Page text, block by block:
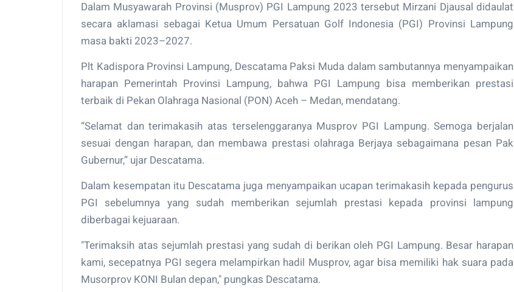
Dalam Musyawarah Provinsi (Musprov) PGI Lampung 2023 tersebut Mirzani Djausal didaulat
secara aklamasi sebagai Ketua Umum Persatuan Golf Indonesia (PGI) Provinsi Lampung
masa bakti 2023–2027.
Plt Kadispora Provinsi Lampung, Descatama Paksi Muda dalam sambutannya menyampaikan
harapan Pemerintah Provinsi Lampung, bahwa PGI Lampung bisa memberikan prestasi
terbaik di Pekan Olahraga Nasional (PON) Aceh – Medan, mendatang.
“Selamat dan terimakasih atas terselenggaranya Musprov PGI Lampung. Semoga berjalan
sesuai dengan harapan, dan membawa prestasi olahraga Berjaya sebagaimana pesan Pak
Gubernur,” ujar Descatama.
Dalam kesempatan itu Descatama juga menyampaikan ucapan terimakasih kepada pengurus
PGI sebelumnya yang sudah memberikan sejumlah prestasi kepada provinsi lampung
diberbagai kejuaraan.
"Terimaksih atas sejumlah prestasi yang sudah di berikan oleh PGI Lampung. Besar harapan
kami, secepatnya PGI segera melampirkan hadil Musprov, agar bisa memiliki hak suara pada
Musorprov KONI Bulan depan," pungkas Descatama.